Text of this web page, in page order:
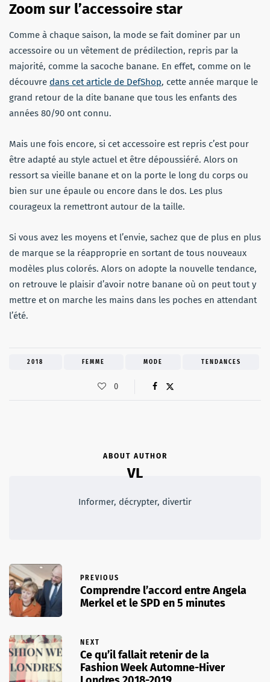
Zoom sur l’accessoire star
Comme à chaque saison, la mode se fait dominer par un
accessoire ou un vêtement de prédilection, repris par la
majorité, comme la sacoche banane. En effet, comme on le
découvre dans cet article de DefShop, cette année marque le
grand retour de la dite banane que tous les enfants des
années 80/90 ont connu.
Mais une fois encore, si cet accessoire est repris c’est pour
être adapté au style actuel et être dépoussiéré. Alors on
ressort sa vieille banane et on la porte le long du corps ou
bien sur une épaule ou encore dans le dos. Les plus
courageux la remettront autour de la taille.
Si vous avez les moyens et l’envie, sachez que de plus en plus
de marque se la réapproprie en sortant de tous nouveaux
modèles plus colorés. Alors on adopte la nouvelle tendance,
on retrouve le plaisir d’avoir notre banane où on peut tout y
mettre et on marche les mains dans les poches en attendant
l’été.
2018 FEMME MODE TENDANCES
0
ABOUT AUTHOR
VL
Informer, décrypter, divertir
PREVIOUS
Comprendre l’accord entre Angela
Merkel et le SPD en 5 minutes
NEXT
Ce qu’il fallait retenir de la
Fashion Week Automne-Hiver